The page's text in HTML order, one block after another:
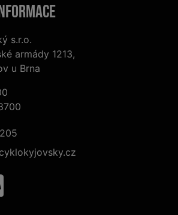
s.r.o.
armády 1213,
u Brna